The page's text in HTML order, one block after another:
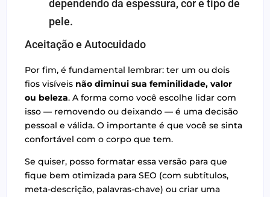
dependendo da espessura, cor e tipo de
pele.
Aceitação e Autocuidado
Por fim, é fundamental lembrar: ter um ou dois
fios visíveis não diminui sua feminilidade, valor
ou beleza. A forma como você escolhe lidar com
isso — removendo ou deixando — é uma decisão
pessoal e válida. O importante é que você se sinta
confortável com o corpo que tem.
Se quiser, posso formatar essa versão para que
fique bem otimizada para SEO (com subtítulos,
meta-descrição, palavras-chave) ou criar uma